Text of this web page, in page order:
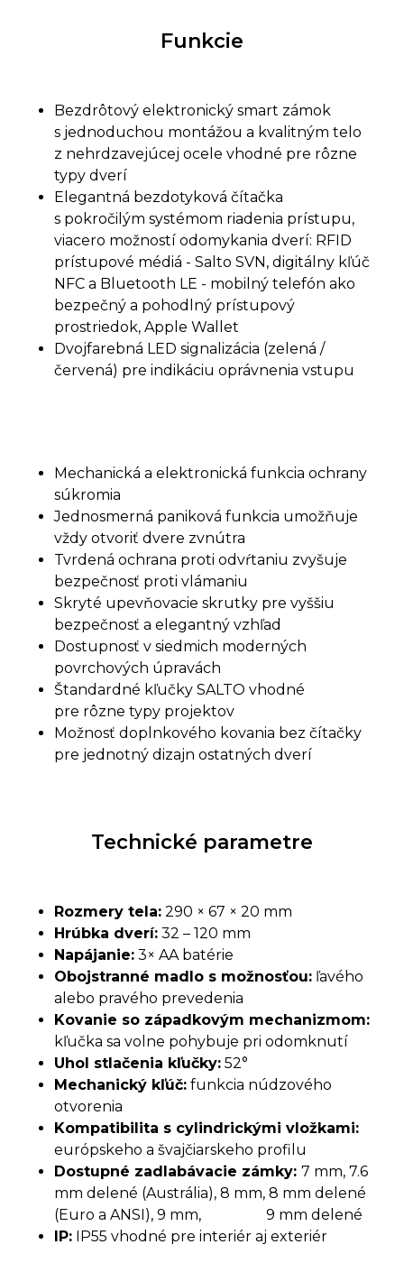
Funkcie
Bezdrôtový elektronický smart zámok
s jednoduchou montážou a kvalitným telo
z nehrdzavejúcej ocele vhodné pre rôzne
typy dverí
Elegantná bezdotyková čítačka
s pokročilým systémom riadenia prístupu,
viacero možností odomykania dverí: RFID
prístupové médiá - Salto SVN, digitálny kľúč
NFC a Bluetooth LE - mobilný telefón ako
bezpečný a pohodlný prístupový
prostriedok, Apple Wallet
Dvojfarebná LED signalizácia (zelená /
červená) pre indikáciu oprávnenia vstupu
Mechanická a elektronická funkcia ochrany
súkromia
Jednosmerná paniková funkcia umožňuje
vždy otvoriť dvere zvnútra
Tvrdená ochrana proti odvŕtaniu zvyšuje
bezpečnosť proti vlámaniu
Skryté upevňovacie skrutky pre vyššiu
bezpečnosť a elegantný vzhľad
Dostupnosť v siedmich moderných
povrchových úpravách
Štandardné kľučky SALTO vhodné
pre rôzne typy projektov
Možnosť doplnkového kovania bez čítačky
pre jednotný dizajn ostatných dverí
Technické parametre
Rozmery tela: 290 × 67 × 20 mm
Hrúbka dverí: 32 – 120 mm
Napájanie: 3× AA batérie
Obojstranné madlo s možnosťou: ľavého
alebo pravého prevedenia
Kovanie so západkovým mechanizmom:
kľučka sa volne pohybuje pri odomknutí
Uhol stlačenia kľučky: 52°
Mechanický kľúč: funkcia núdzového
otvorenia
Kompatibilita s cylindrickými vložkami:
európskeho a švajčiarskeho profilu
Dostupné zadlabávacie zámky: 7 mm, 7.6
mm delené (Austrália), 8 mm, 8 mm delené
(Euro a ANSI), 9 mm, 9 mm delené
IP: IP55 vhodné pre interiér aj exteriér